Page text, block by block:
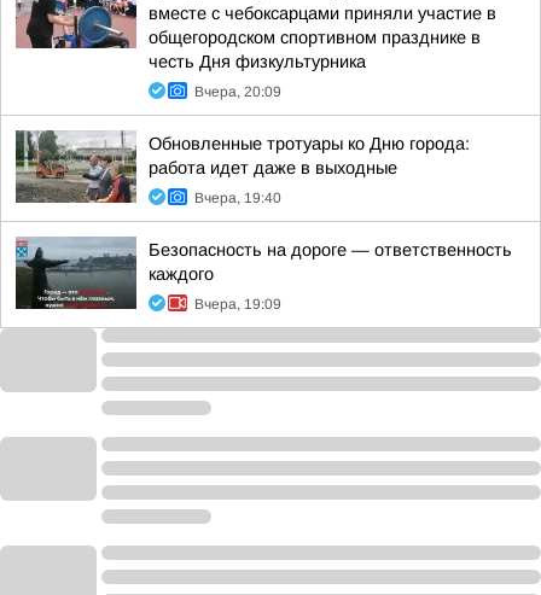
вместе с чебоксарцами приняли участие в
общегородском спортивном празднике в
честь Дня физкультурника
Вчера, 20:09
Обновленные тротуары ко Дню города:
работа идет даже в выходные
Вчера, 19:40
Безопасность на дороге — ответственность
каждого
Вчера, 19:09